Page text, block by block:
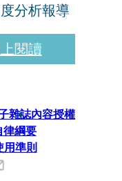
分析報導
閱讀
雜誌內容授權
綱要
用準則